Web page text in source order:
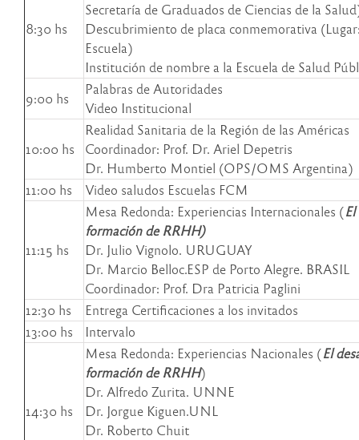
8:30 hs
Secretaría de Graduados de Ciencias de la
Descubrimiento de placa conmemorativa
Escuela)
Institución de nombre a la Escuela de Salud
9:00 hs
Palabras de Autoridades
Video Institucional
10:00 hs
Realidad Sanitaria de la Región de las Américas
Coordinador: Prof. Dr. Ariel Depetris
Dr. Humberto Montiel (OPS/OMS Argentina)
11:00 hs
Video saludos Escuelas FCM
11:15 hs
Mesa Redonda: Experiencias Internacionales (
formación de RRHH)
Dr. Julio Vignolo. URUGUAY
Dr. Marcio Belloc.ESP de Porto Alegre. BRASIL
Coordinador: Prof. Dra Patricia Paglini
12:30 hs
Entrega Certificaciones a los invitados
13:00 hs
Intervalo
14:30 hs
Mesa Redonda: Experiencias Nacionales (El
formación de RRHH)
Dr. Alfredo Zurita. UNNE
Dr. Jorgue Kiguen.UNL
Dr. Roberto Chuit